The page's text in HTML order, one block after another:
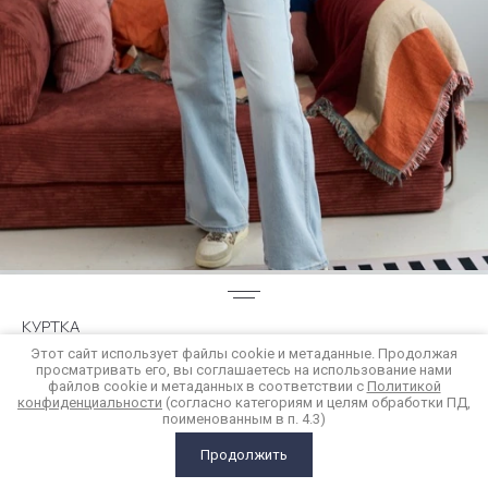
КУРТКА
8 200 р.
Купить в 1 клик
КОРЗИНА
Этот сайт использует файлы cookie и метаданные. Продолжая
просматривать его, вы соглашаетесь на использование нами
файлов cookie и метаданных в соответствии с Политикой
конфиденциальности (согласно категориям и целям обработки ПД,
поименованным в п. 4.3)
Продолжить